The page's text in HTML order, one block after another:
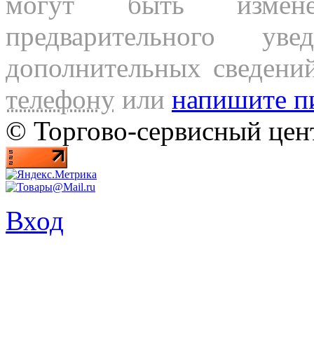
предварительного
дополнительных
телефону или напишите
© Торгово-сервисный
Вход